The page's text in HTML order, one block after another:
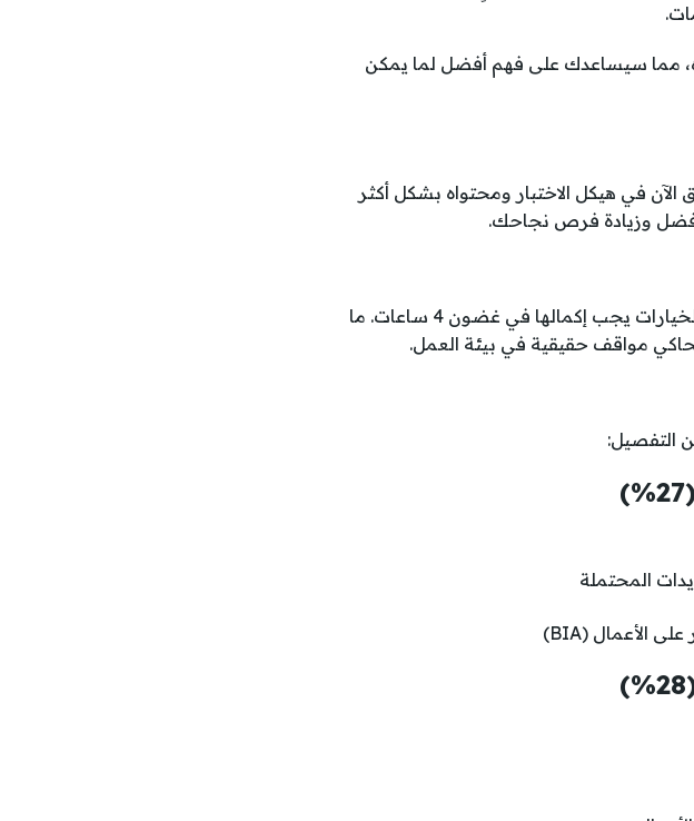
مما سيساعدك على فهم أفضل لما يمكن
الآن في هيكل الاختبار ومحتواه بشكل أكثر
وزيادة فرص نجاحك.
من 150 سؤالاً متعدد الخيارات يجب إكمالها في غضون 4 ساعات. ما
تحاكي مواقف حقيقية في بيئة العمل.
التفصيل:
المحتملة